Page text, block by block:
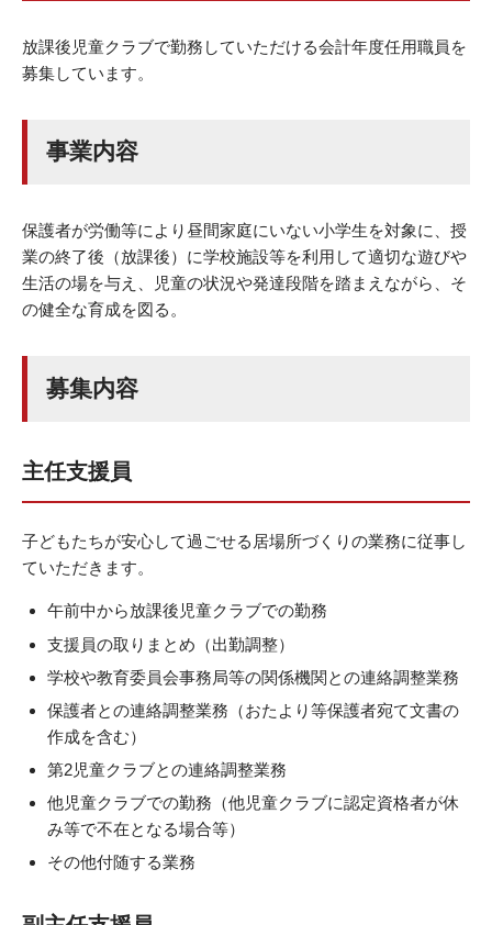
放課後児童クラブで勤務していただける会計年度任用職員を
募集しています。
事業内容
保護者が労働等により昼間家庭にいない小学生を対象に、授
業の終了後（放課後）に学校施設等を利用して適切な遊びや
生活の場を与え、児童の状況や発達段階を踏まえながら、そ
の健全な育成を図る。
募集内容
主任支援員
子どもたちが安心して過ごせる居場所づくりの業務に従事し
ていただきます。
午前中から放課後児童クラブでの勤務
支援員の取りまとめ（出勤調整）
学校や教育委員会事務局等の関係機関との連絡調整業務
保護者との連絡調整業務（おたより等保護者宛て文書の
作成を含む）
第2児童クラブとの連絡調整業務
他児童クラブでの勤務（他児童クラブに認定資格者が休
み等で不在となる場合等）
その他付随する業務